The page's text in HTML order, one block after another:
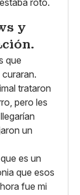
roto.
y
que
trataron
pero les
un
es un
que esos
fue mi